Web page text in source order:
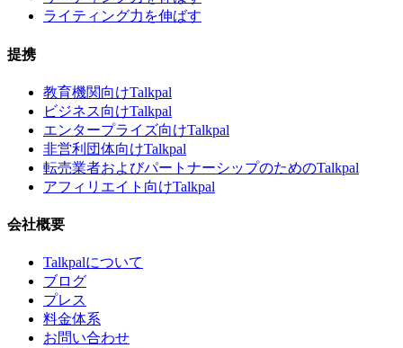
ライティング力を伸ばす
提携
教育機関向けTalkpal
ビジネス向けTalkpal
エンタープライズ向けTalkpal
非営利団体向けTalkpal
転売業者およびパートナーシップのためのTalkpal
アフィリエイト向けTalkpal
会社概要
Talkpalについて
ブログ
プレス
料金体系
お問い合わせ